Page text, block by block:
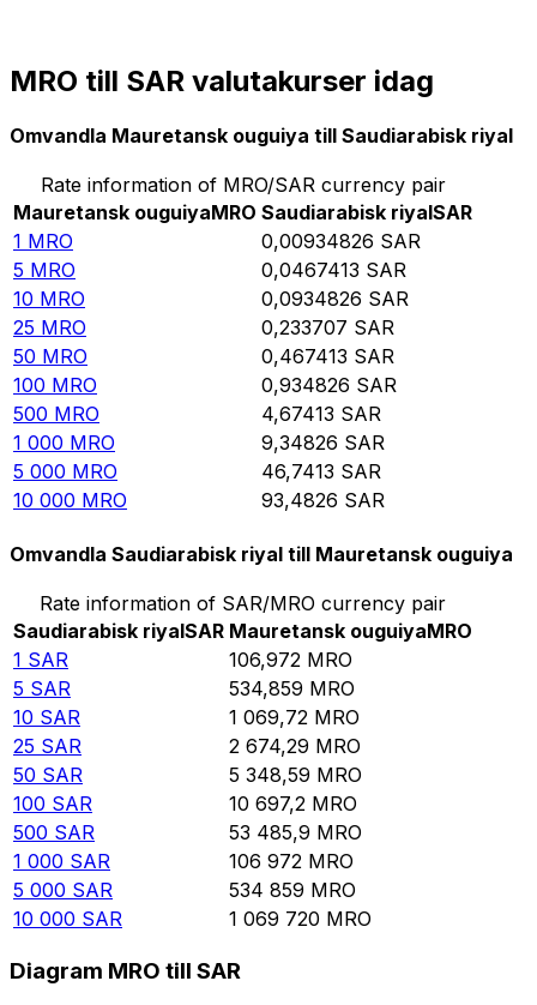
MRO till SAR valutakurser idag
Omvandla Mauretansk ouguiya till Saudiarabisk riyal
Rate information of MRO/SAR currency pair
Mauretansk ouguiyaMRO Saudiarabisk riyalSAR
1 MRO 0,00934826 SAR
5 MRO 0,0467413 SAR
10 MRO 0,0934826 SAR
25 MRO 0,233707 SAR
50 MRO 0,467413 SAR
100 MRO 0,934826 SAR
500 MRO 4,67413 SAR
1 000 MRO 9,34826 SAR
5 000 MRO 46,7413 SAR
10 000 MRO 93,4826 SAR
Omvandla Saudiarabisk riyal till Mauretansk ouguiya
Rate information of SAR/MRO currency pair
Saudiarabisk riyalSAR Mauretansk ouguiyaMRO
1 SAR 106,972 MRO
5 SAR 534,859 MRO
10 SAR 1 069,72 MRO
25 SAR 2 674,29 MRO
50 SAR 5 348,59 MRO
100 SAR 10 697,2 MRO
500 SAR 53 485,9 MRO
1 000 SAR 106 972 MRO
5 000 SAR 534 859 MRO
10 000 SAR 1 069 720 MRO
Diagram MRO till SAR